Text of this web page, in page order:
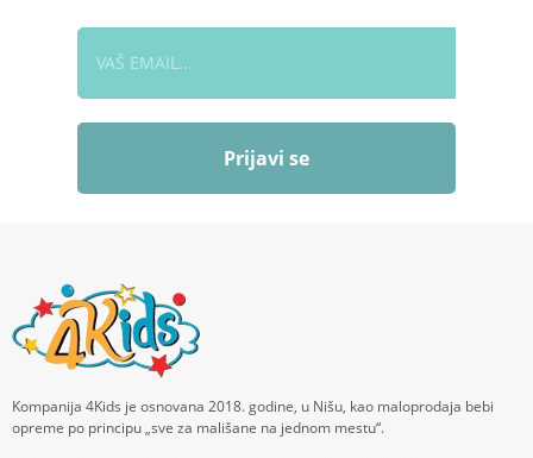
Prijavi se
Kompanija 4Kids je osnovana 2018. godine, u Nišu, kao maloprodaja bebi
opreme po principu „sve za mališane na jednom mestu“.